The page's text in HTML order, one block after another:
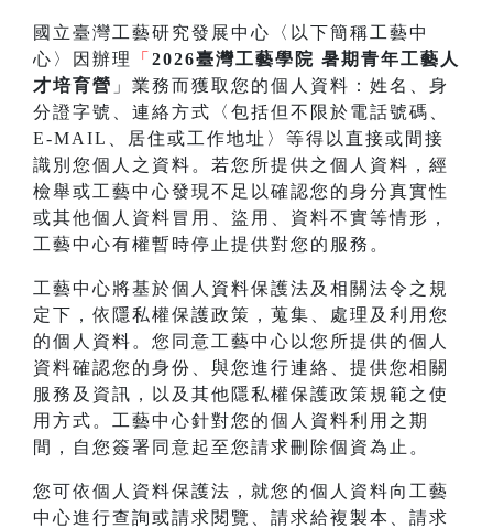
國立臺灣工藝研究發展中心〈以下簡稱工藝中
心〉因辦理
「 2026臺灣工藝學院 暑期青年工藝人
才培育營 」業務而獲取您的個人資料：姓名、身
分證字號、連絡方式〈包括但不限於電話號碼、
E-MAIL、居住或工作地址〉等得以直接或間接
識別您個人之資料。若您所提供之個人資料，經
檢舉或工藝中心發現不足以確認您的身分真實性
或其他個人資料冒用、盜用、資料不實等情形，
工藝中心有權暫時停止提供對您的服務。
工藝中心將基於個人資料保護法及相關法令之規
定下，依隱私權保護政策，蒐集、處理及利用您
的個人資料。您同意工藝中心以您所提供的個人
資料確認您的身份、與您進行連絡、提供您相關
服務及資訊，以及其他隱私權保護政策規範之使
用方式。工藝中心針對您的個人資料利用之期
間，自您簽署同意起至您請求刪除個資為止。
您可依個人資料保護法，就您的個人資料向工藝
中心進行查詢或請求閱覽、請求給複製本、請求